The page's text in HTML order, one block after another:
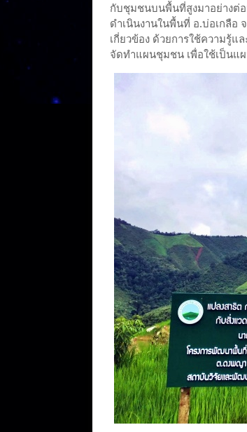
กับชุมชนบนพื้นที่สูงมาอย่างต่อ
ดำเนินงานในพื้นที่ อ.บ่อเกลือ
เกี่ยวข้อง ด้วยการใช้ความรู้
จัดทำแผนชุมชน เพื่อใช้เป็น